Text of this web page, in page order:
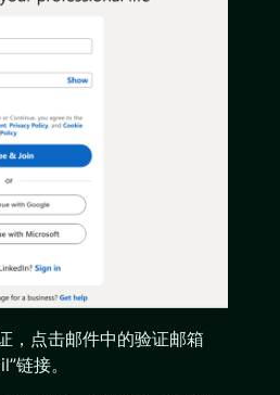
，点击邮件中的验证邮箱
链接。